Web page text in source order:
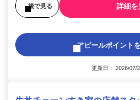
後で見る 詳細を
アピールポイント
更新日： 2026/